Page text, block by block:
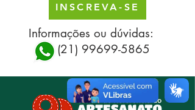
INSCREVA-SE
Informações ou dúvidas:
(21) 99699-5865